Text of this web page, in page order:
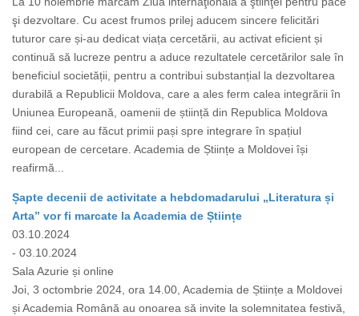
şi dezvoltare. Cu acest frumos prilej aducem sincere felicitări
tuturor care și-au dedicat viața cercetării, au activat eficient și
continuă să lucreze pentru a aduce rezultatele cercetărilor sale în
beneficiul societății, pentru a contribui substanțial la dezvoltarea
durabilă a Republicii Moldova, care a ales ferm calea integrării în
Uniunea Europeană, oamenii de știință din Republica Moldova
fiind cei, care au făcut primii pași spre integrare în spațiul
european de cercetare. Academia de Științe a Moldovei își
reafirmă...
Șapte decenii de activitate a hebdomadarului „Literatura și
Arta” vor fi marcate la Academia de Științe
03.10.2024
- 03.10.2024
Sala Azurie și online
Joi, 3 octombrie 2024, ora 14.00, Academia de Științe a Moldovei
și Academia Română au onoarea să invite la solemnitatea festivă,